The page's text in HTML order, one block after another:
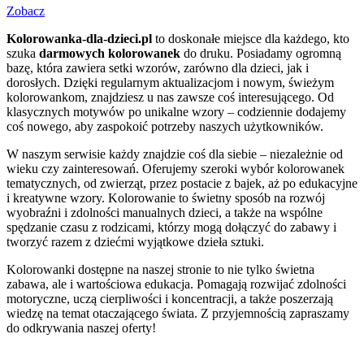
Zobacz
Kolorowanka-dla-dzieci.pl to doskonałe miejsce dla każdego, kto
szuka darmowych kolorowanek do druku. Posiadamy ogromną
bazę, która zawiera setki wzorów, zarówno dla dzieci, jak i
dorosłych. Dzięki regularnym aktualizacjom i nowym, świeżym
kolorowankom, znajdziesz u nas zawsze coś interesującego. Od
klasycznych motywów po unikalne wzory – codziennie dodajemy
coś nowego, aby zaspokoić potrzeby naszych użytkowników.
W naszym serwisie każdy znajdzie coś dla siebie – niezależnie od
wieku czy zainteresowań. Oferujemy szeroki wybór kolorowanek
tematycznych, od zwierząt, przez postacie z bajek, aż po edukacyjne
i kreatywne wzory. Kolorowanie to świetny sposób na rozwój
wyobraźni i zdolności manualnych dzieci, a także na wspólne
spędzanie czasu z rodzicami, którzy mogą dołączyć do zabawy i
tworzyć razem z dziećmi wyjątkowe dzieła sztuki.
Kolorowanki dostępne na naszej stronie to nie tylko świetna
zabawa, ale i wartościowa edukacja. Pomagają rozwijać zdolności
motoryczne, uczą cierpliwości i koncentracji, a także poszerzają
wiedzę na temat otaczającego świata. Z przyjemnością zapraszamy
do odkrywania naszej oferty!